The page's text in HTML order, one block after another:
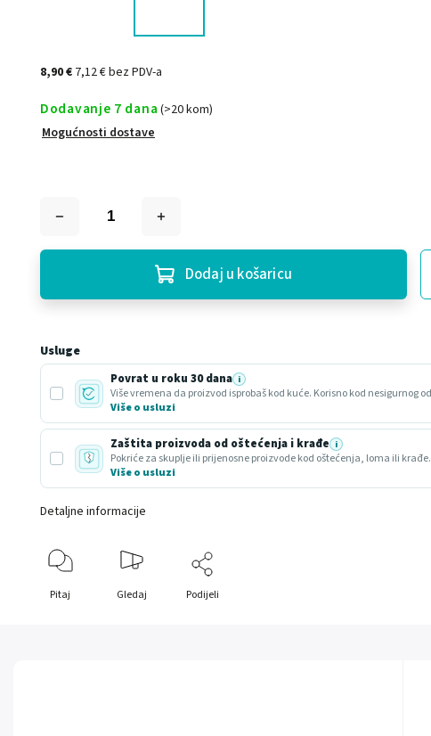
8,90 € 7,12 € bez PDV-a
Dodavanje 7 dana (>20 kom)
Mogućnosti dostave
Dodaj u košaricu
Usluge
Povrat u roku 30 dana i
Više o usluzi
Zaštita proizvoda od oštećenja i krađe i
Pokriće za skuplje ili prijenosne proizvode kod oštećenja, loma ili krađe.
Više o usluzi
Detaljne informacije
Pitaj Gledaj Podijeli